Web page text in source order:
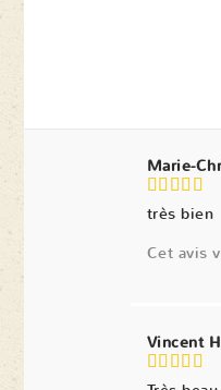
Marie-
très bien
Cet avis
Vincent